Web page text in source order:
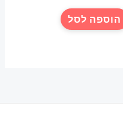
הוספה לסל